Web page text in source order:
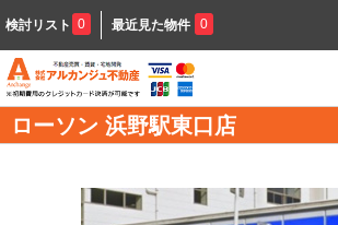
検討リスト 0 最近見た物件 0
ローソン 浜野駅東口店